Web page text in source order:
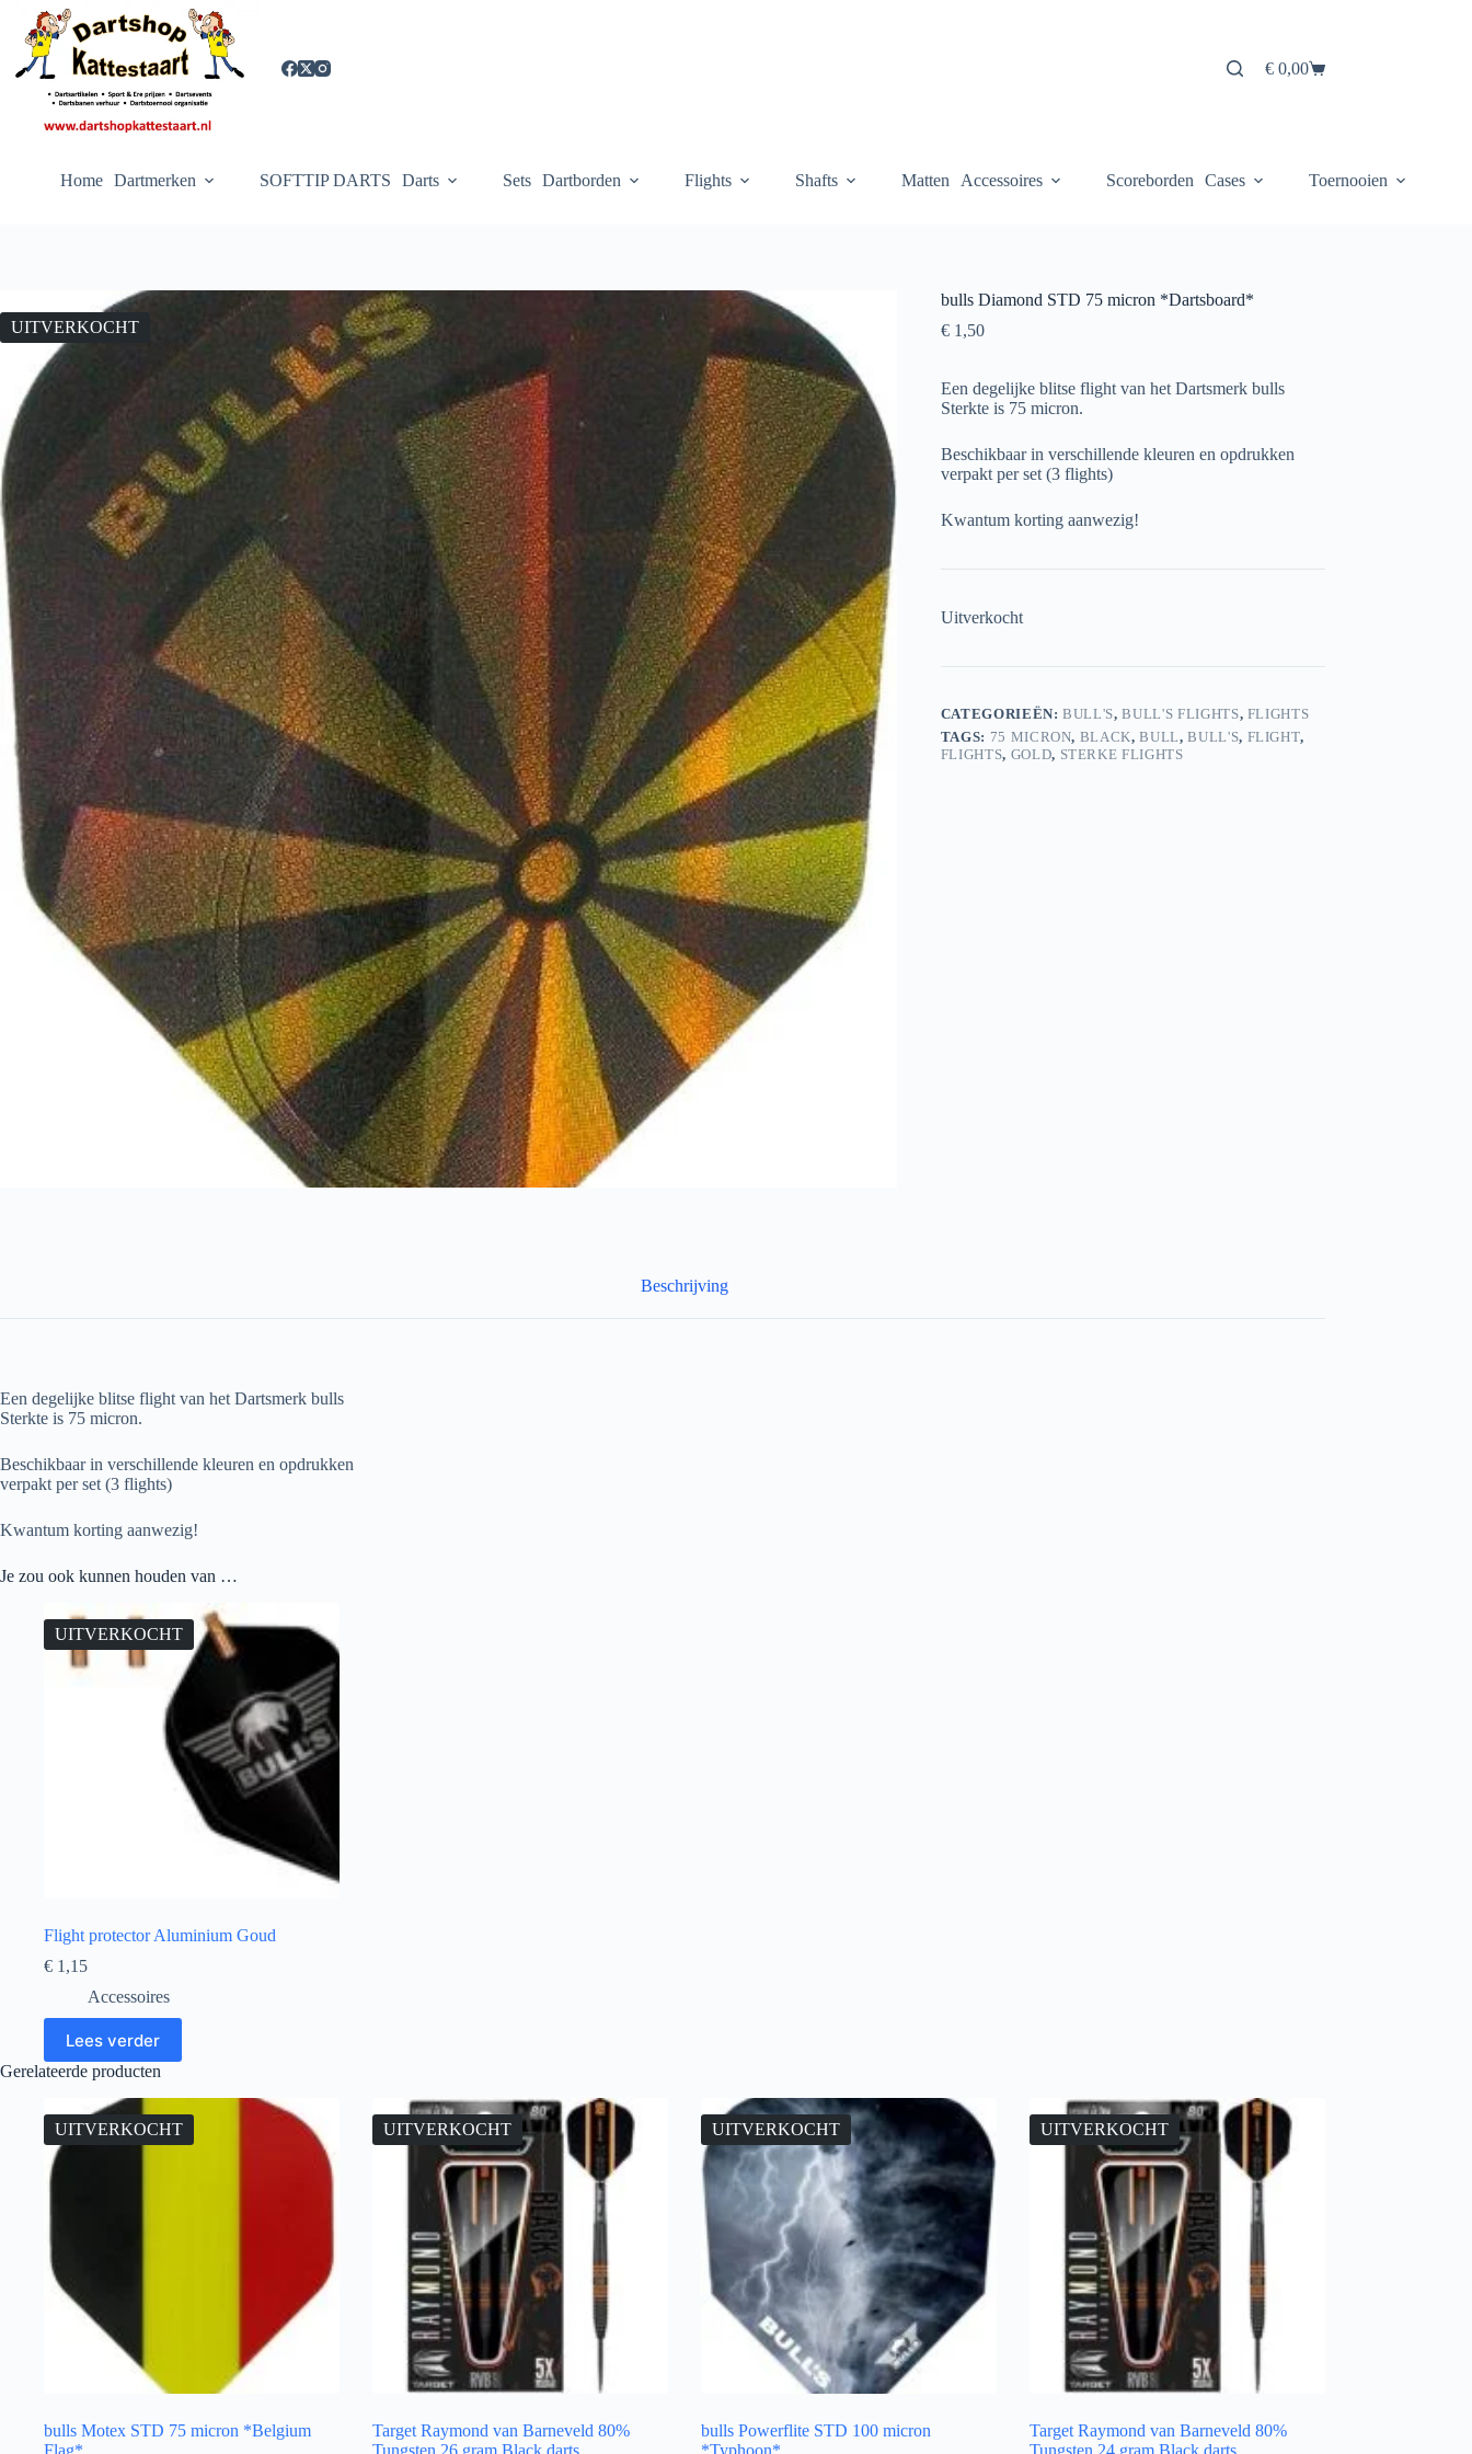
inhoud
Winkelwagen
€0,00
Home Dartmerken SOFTTIP DARTS Darts Sets Dartborden Flights Shafts Matten Accessoires Scoreborden Cases Toernooien
UITVERKOCHT
bulls Diamond STD 75 micron *Dartsboard*
€1,50
Een degelijke blitse flight van het Dartsmerk bulls
Sterkte is 75 micron.
Beschikbaar in verschillende kleuren en opdrukken
verpakt per set (3 flights)
Kwantum korting aanwezig!
Uitverkocht
CATEGORIEËN:BULL'S,BULL'S FLIGHTS, FLIGHTS
TAGS: 75 MICRON, BLACK,BULL,BULL'S, FLIGHT,
FLIGHTS, GOLD, STERKE FLIGHTS
Beschrijving
Een degelijke blitse flight van het Dartsmerk bulls
Sterkte is 75 micron.
Beschikbaar in verschillende kleuren en opdrukken
verpakt per set (3 flights)
Kwantum korting aanwezig!
Je zou ook kunnen houden van …
UITVERKOCHT
Flight protector Aluminium Goud
€ 1,15
Accessoires
Lees verder
Gerelateerde producten
UITVERKOCHT
bulls Motex STD 75 micron *Belgium
Flag*
UITVERKOCHT
Target Raymond van Barneveld 80%
Tungsten 26 gram Black darts
UITVERKOCHT
bulls Powerflite STD 100 micron
*Typhoon*
UITVERKOCHT
Target Raymond van Barneveld 80%
Tungsten 24 gram Black darts